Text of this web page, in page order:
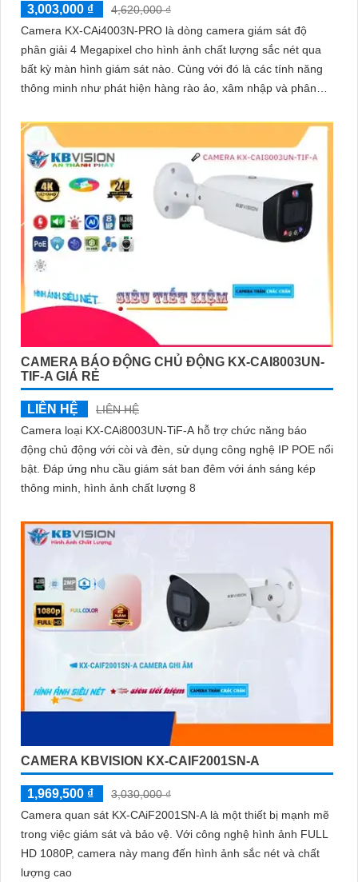
3,003,000 ₫
4,620,000 ₫
Camera KX-CAi4003N-PRO là dòng camera giám sát độ
phân giải 4 Megapixel cho hình ảnh chất lượng sắc nét qua
bất kỳ màn hình giám sát nào. Cùng với đó là các tính năng
thông minh như phát hiện hàng rào ảo, xâm nhập và phân
thông minh giúp nâng cao hiệu quả giám sát an ninh
CAMERA BÁO ĐỘNG CHỦ ĐỘNG KX-CAI8003UN-
TIF-A GIÁ RẺ
LIÊN HỆ
LIÊN HỆ
Camera loại KX-CAi8003UN-TiF-A hỗ trợ chức năng báo
động chủ động với còi và đèn, sử dụng công nghệ IP POE nổi
bật. Đáp ứng nhu cầu giám sát ban đêm với ánh sáng kép
thông minh, hình ảnh chất lượng 8
CAMERA KBVISION KX-CAIF2001SN-A
1,969,500 ₫
3,030,000 ₫
Camera quan sát KX-CAiF2001SN-A là một thiết bị mạnh mẽ
trong việc giám sát và bảo vệ. Với công nghệ hình ảnh FULL
HD 1080P, camera này mang đến hình ảnh sắc nét và chất
lượng cao